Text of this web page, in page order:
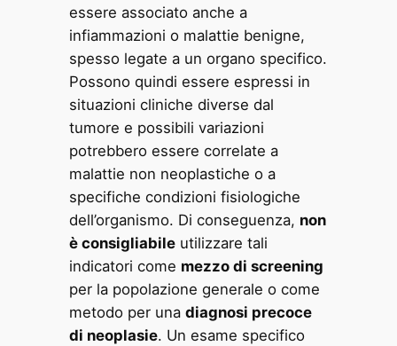
essere associato anche a
infiammazioni o malattie benigne,
spesso legate a un organo specifico.
Possono quindi essere espressi in
situazioni cliniche diverse dal
tumore e possibili variazioni
potrebbero essere correlate a
malattie non neoplastiche o a
specifiche condizioni fisiologiche
dell’organismo. Di conseguenza, non
è consigliabile utilizzare tali
indicatori come mezzo di screening
per la popolazione generale o come
metodo per unadiagnosi precoce
di neoplasie. Un esame specifico